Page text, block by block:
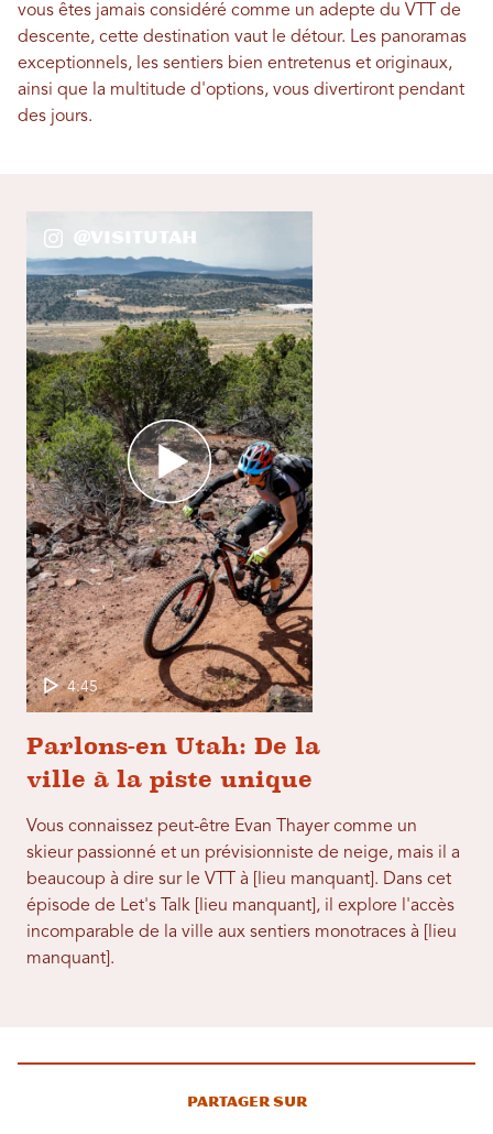
vous êtes jamais considéré comme un adepte du VTT de
descente, cette destination vaut le détour. Les panoramas
exceptionnels, les sentiers bien entretenus et originaux,
ainsi que la multitude d'options, vous divertiront pendant
des jours.
@VisitUtah
4:45
Parlons-en Utah: De la
ville à la piste unique
Vous connaissez peut-être Evan Thayer comme un
skieur passionné et un prévisionniste de neige, mais il a
beaucoup à dire sur le VTT à [lieu manquant]. Dans cet
épisode de Let's Talk [lieu manquant], il explore l'accès
incomparable de la ville aux sentiers monotraces à [lieu
manquant].
Partager sur